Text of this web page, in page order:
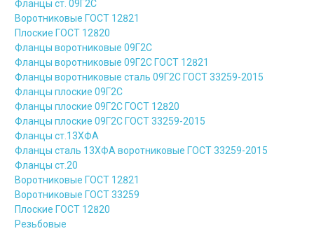
Фланцы ст. 09Г2С
Воротниковые ГОСТ 12821
Плоские ГОСТ 12820
Фланцы воротниковые 09Г2С
Фланцы воротниковые 09Г2С ГОСТ 12821
Фланцы воротниковые сталь 09Г2С ГОСТ 33259-2015
Фланцы плоские 09Г2С
Фланцы плоские 09Г2С ГОСТ 12820
Фланцы плоские 09Г2С ГОСТ 33259-2015
Фланцы ст.13ХФА
Фланцы сталь 13ХФА воротниковые ГОСТ 33259-2015
Фланцы ст.20
Воротниковые ГОСТ 12821
Воротниковые ГОСТ 33259
Плоские ГОСТ 12820
Резьбовые